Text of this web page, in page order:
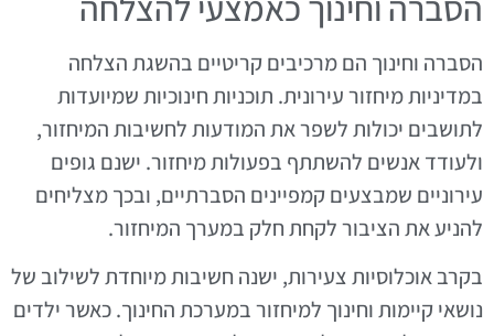
הסברה וחינוך הם מרכיבים קריטיים בהשגת הצלחה
במדיניות מיחזור עירונית. תוכניות חינוכיות שמיועדות
לתושבים יכולות לשפר את המודעות לחשיבות המיחזור,
ולעודד אנשים להשתתף בפעולות מיחזור. ישנם גופים
עירוניים שמבצעים קמפיינים הסברתיים, ובכך מצליחים
להניע את הציבור לקחת חלק במערך המיחזור.
בקרב אוכלוסיות צעירות, ישנה חשיבות מיוחדת לשילוב של
נושאי קיימות וחינוך למיחזור במערכת החינוך. כאשר ילדים